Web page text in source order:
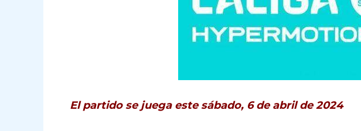
El partido se juega este sábado, 6 de abril de 2024